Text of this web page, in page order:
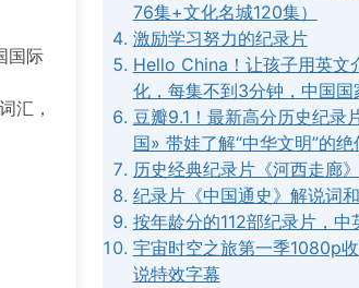
国际
汇，
76集+文化名城120集）
激励学习努力的纪录片
Hello China！让孩子用英文
化，每集不到3分钟，中国
豆瓣9.1！最新高分历史纪
国» 带娃了解“中华文明”的
历史经典纪录片《河西走廊》
纪录片《中国通史》解说词
按年龄分的112部纪录片，中
宇宙时空之旅第一季1080p
说特效字幕